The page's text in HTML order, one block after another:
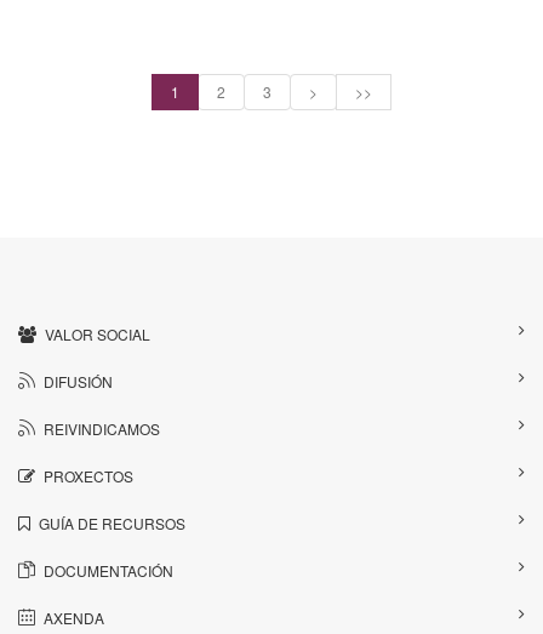
1 2 3 > >>
VALOR SOCIAL
DIFUSIÓN
REIVINDICAMOS
PROXECTOS
GUÍA DE RECURSOS
DOCUMENTACIÓN
AXENDA